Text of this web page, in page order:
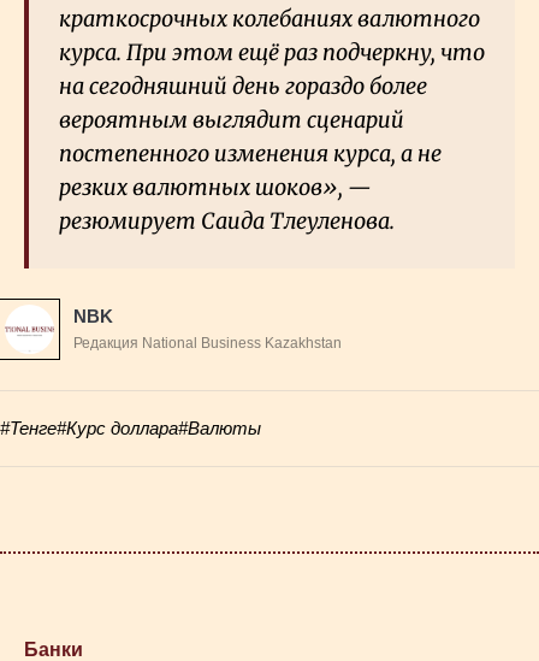
краткосрочных колебаниях валютного
курса. При этом ещё раз подчеркну, что
на сегодняшний день гораздо более
вероятным выглядит сценарий
постепенного изменения курса, а не
резких валютных шоков», —
резюмирует Саида Тлеуленова.
NBK
Редакция National Business Kazakhstan
#Тенге#Курс доллара#Валюты
Банки